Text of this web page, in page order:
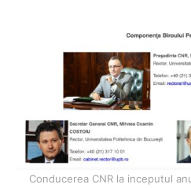
Conducerea CNR la inceputul